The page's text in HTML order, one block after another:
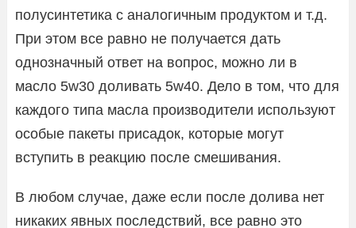
полусинтетика с аналогичным продуктом и т.д.
При этом все равно не получается дать
однозначный ответ на вопрос, можно ли в
масло 5w30 доливать 5w40. Дело в том, что для
каждого типа масла производители используют
особые пакеты присадок, которые могут
вступить в реакцию после смешивания.
В любом случае, даже если после долива нет
никаких явных последствий, все равно это